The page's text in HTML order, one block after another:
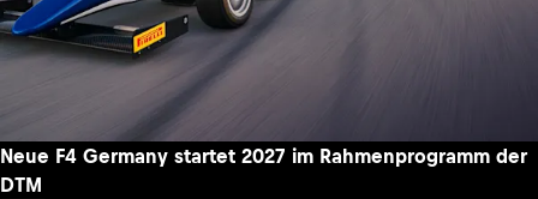
Neue F4 Germany startet 2027 im Rahmenprogramm der
DTM